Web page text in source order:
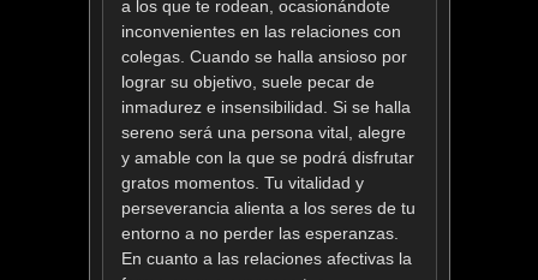
a los que te rodean, ocasionándote
inconvenientes en las relaciones con
colegas. Cuando se halla ansioso por
lograr su objetivo, suele pecar de
inmadurez e insensibilidad. Si se halla
sereno será una persona vital, alegre
y amable con la que se podrá disfrutar
gratos momentos. Tu vitalidad y
perseverancia alienta a los seres de tu
entorno a no perder las esperanzas.
En cuanto a las relaciones afectivas la